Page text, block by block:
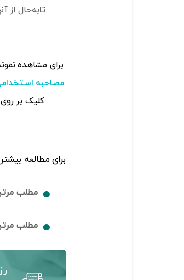
تابه‌حال از
برای مشاهده‌
مصاحبه
کلیک بر
برای مطالعه
مطلب
مطلب